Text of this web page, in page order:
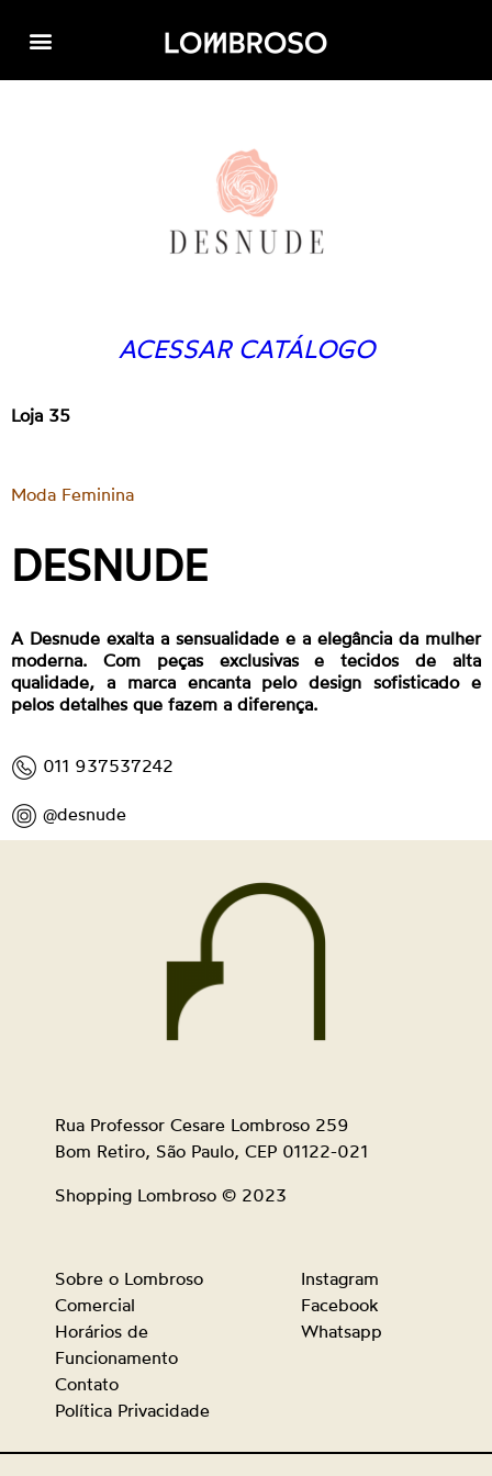
ACESSAR CATÁLOGO
Loja 35
Moda Feminina
DESNUDE
A Desnude exalta a sensualidade e a elegância da mulher
moderna. Com peças exclusivas e tecidos de alta
qualidade, a marca encanta pelo design sofisticado e
pelos detalhes que fazem a diferença.
011 937537242
@desnude
Rua Professor Cesare Lombroso 259
Bom Retiro, São Paulo, CEP 01122-021
Shopping Lombroso © 2023
Sobre o Lombroso
Comercial
Horários de
Funcionamento
Contato
Política Privacidade
Instagram
Facebook
Whatsapp